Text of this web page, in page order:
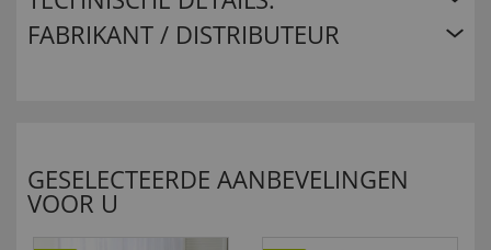
FABRIKANT / DISTRIBUTEUR
GESELECTEERDE AANBEVELINGEN
VOOR U